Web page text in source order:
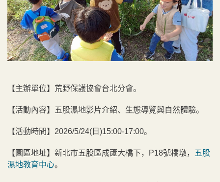
【主辦單位】荒野保護協會台北分會。
【活動內容】五股濕地影片介紹、生態導覽與自然體驗。
【活動時間】2026/5/24(日)15:00-17:00。
【園區地址】新北市五股區成蘆大橋下，P18號橋墩，
五股
濕地教育中心。